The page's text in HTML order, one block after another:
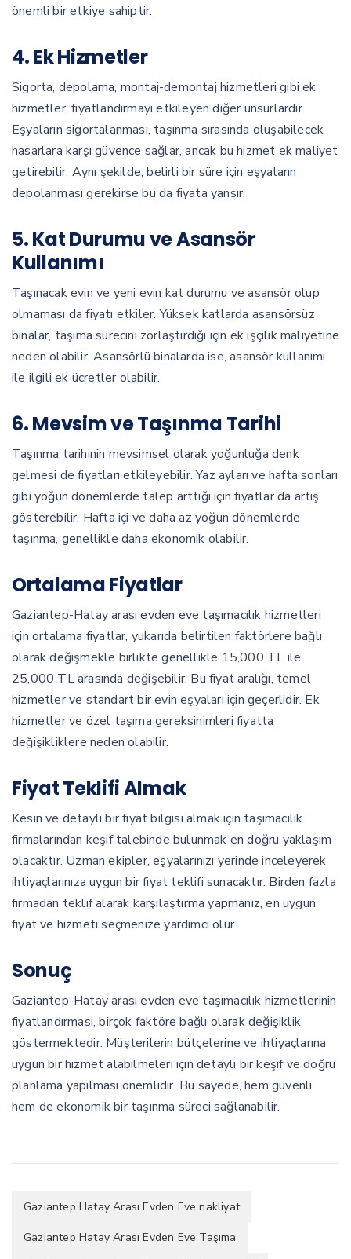
önemli bir etkiye sahiptir.
4. Ek Hizmetler
Sigorta, depolama, montaj-demontaj hizmetleri gibi ek
hizmetler, fiyatlandırmayı etkileyen diğer unsurlardır.
Eşyaların sigortalanması, taşınma sırasında oluşabilecek
hasarlara karşı güvence sağlar, ancak bu hizmet ek maliyet
getirebilir. Aynı şekilde, belirli bir süre için eşyaların
depolanması gerekirse bu da fiyata yansır.
5. Kat Durumu ve Asansör
Kullanımı
Taşınacak evin ve yeni evin kat durumu ve asansör olup
olmaması da fiyatı etkiler. Yüksek katlarda asansörsüz
binalar, taşıma sürecini zorlaştırdığı için ek işçilik maliyetine
neden olabilir. Asansörlü binalarda ise, asansör kullanımı
ile ilgili ek ücretler olabilir.
6. Mevsim ve Taşınma Tarihi
Taşınma tarihinin mevsimsel olarak yoğunluğa denk
gelmesi de fiyatları etkileyebilir. Yaz ayları ve hafta sonları
gibi yoğun dönemlerde talep arttığı için fiyatlar da artış
gösterebilir. Hafta içi ve daha az yoğun dönemlerde
taşınma, genellikle daha ekonomik olabilir.
Ortalama Fiyatlar
Gaziantep-Hatay arası evden eve taşımacılık hizmetleri
için ortalama fiyatlar, yukarıda belirtilen faktörlere bağlı
olarak değişmekle birlikte genellikle 15,000 TL ile
25,000 TL arasında değişebilir. Bu fiyat aralığı, temel
hizmetler ve standart bir evin eşyaları için geçerlidir. Ek
hizmetler ve özel taşıma gereksinimleri fiyatta
değişikliklere neden olabilir.
Fiyat Teklifi Almak
Kesin ve detaylı bir fiyat bilgisi almak için taşımacılık
firmalarından keşif talebinde bulunmak en doğru yaklaşım
olacaktır. Uzman ekipler, eşyalarınızı yerinde inceleyerek
ihtiyaçlarınıza uygun bir fiyat teklifi sunacaktır. Birden fazla
firmadan teklif alarak karşılaştırma yapmanız, en uygun
fiyat ve hizmeti seçmenize yardımcı olur.
Sonuç
Gaziantep-Hatay arası evden eve taşımacılık hizmetlerinin
fiyatlandırması, birçok faktöre bağlı olarak değişiklik
göstermektedir. Müşterilerin bütçelerine ve ihtiyaçlarına
uygun bir hizmet alabilmeleri için detaylı bir keşif ve doğru
planlama yapılması önemlidir. Bu sayede, hem güvenli
hem de ekonomik bir taşınma süreci sağlanabilir.
Gaziantep Hatay Arası Evden Eve nakliyat
Gaziantep Hatay Arası Evden Eve Taşıma